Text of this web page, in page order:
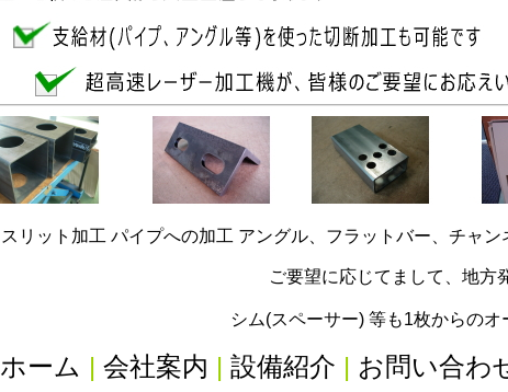
スリット加工 パイプへの加工 アングル、フラットバー、チャ
ご要望に応じてまして、地方
シム(スペーサー) 等も1枚からの
ホーム | 会社案内 | 設備紹介 | お問い合わ